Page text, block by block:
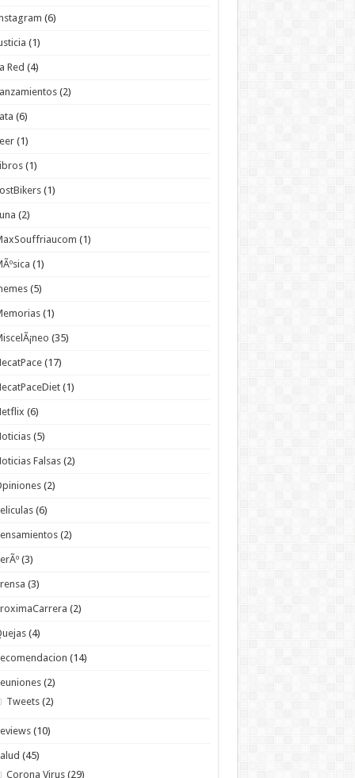
(6)
(1)
Red (4)
(2)
(6)
(1)
(1)
(1)
(2)
(1)
(1)
(5)
(1)
(35)
(17)
(1)
(6)
(5)
Falsas (2)
(2)
(6)
(2)
(3)
(3)
(2)
(4)
(14)
(2)
Tweets (2)
(10)
(45)
Corona Virus (29)